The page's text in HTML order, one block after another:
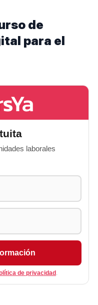
de
para el
laborales
de privacidad .